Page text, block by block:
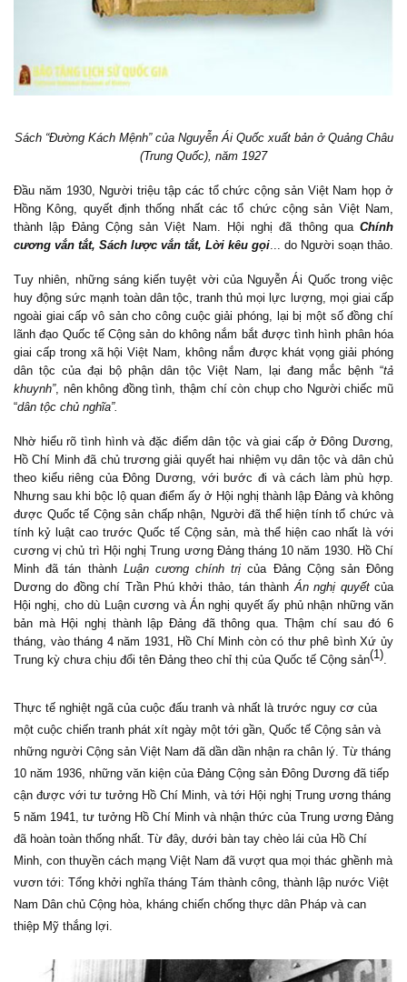
Sách “Đường Kách Mệnh” của Nguyễn Ái Quốc xuất bản ở Quảng Châu
(Trung Quốc), năm 1927
Đầu năm 1930, Người triệu tập các tổ chức cộng sản Việt Nam họp ở
Hồng Kông, quyết định thống nhất các tổ chức cộng sản Việt Nam,
thành lập Đảng Cộng sản Việt Nam. Hội nghị đã thông qua Chính
cương vắn tắt, Sách lược vắn tắt, Lời kêu gọi... do Người soạn thảo.
Tuy nhiên, những sáng kiến tuyệt vời của Nguyễn Ái Quốc trong việc
huy động sức mạnh toàn dân tộc, tranh thủ mọi lực lượng, mọi giai cấp
ngoài giai cấp vô sản cho công cuộc giải phóng, lại bị một số đồng chí
lãnh đạo Quốc tế Cộng sản do không nắm bắt được tình hình phân hóa
giai cấp trong xã hội Việt Nam, không nắm được khát vọng giải phóng
dân tộc của đại bộ phận dân tộc Việt Nam, lại đang mắc bệnh “tả
khuynh”, nên không đồng tình, thậm chí còn chụp cho Người chiếc mũ
“dân tộc chủ nghĩa”.
Nhờ hiểu rõ tình hình và đặc điểm dân tộc và giai cấp ở Đông Dương,
Hồ Chí Minh đã chủ trương giải quyết hai nhiệm vụ dân tộc và dân chủ
theo kiểu riêng của Đông Dương, với bước đi và cách làm phù hợp.
Nhưng sau khi bộc lộ quan điểm ấy ở Hội nghị thành lập Đảng và không
được Quốc tế Cộng sản chấp nhận, Người đã thể hiện tính tổ chức và
tính kỷ luật cao trước Quốc tế Cộng sản, mà thể hiện cao nhất là với
cương vị chủ trì Hội nghị Trung ương Đảng tháng 10 năm 1930. Hồ Chí
Minh đã tán thành Luận cương chính trị của Đảng Cộng sản Đông
Dương do đồng chí Trần Phú khởi thảo, tán thànhÁn nghị quyếtcủa
Hội nghị, cho dù Luận cương và Án nghị quyết ấy phủ nhận những văn
bản mà Hội nghị thành lập Đảng đã thông qua. Thậm chí sau đó 6
tháng, vào tháng 4 năm 1931, Hồ Chí Minh còn có thư phê bình Xứ ủy
Trung kỳ chưa chịu đổi tên Đảng theo chỉ thị của Quốc tế Cộng sản(1).
Thực tế nghiệt ngã của cuộc đấu tranh và nhất là trước nguy cơ của
một cuộc chiến tranh phát xít ngày một tới gần, Quốc tế Cộng sản và
những người Cộng sản Việt Nam đã dần dần nhận ra chân lý. Từ tháng
10 năm 1936, những văn kiện của Đảng Cộng sản Đông Dương đã tiếp
cận được với tư tưởng Hồ Chí Minh, và tới Hội nghị Trung ương tháng
5 năm 1941, tư tưởng Hồ Chí Minh và nhận thức của Trung ương Đảng
đã hoàn toàn thống nhất. Từ đây, dưới bàn tay chèo lái của Hồ Chí
Minh, con thuyền cách mạng Việt Nam đã vượt qua mọi thác ghềnh mà
vươn tới: Tổng khởi nghĩa tháng Tám thành công, thành lập nước Việt
Nam Dân chủ Cộng hòa, kháng chiến chống thực dân Pháp và can
thiệp Mỹ thắng lợi.